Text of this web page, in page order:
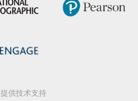
提供技术支持